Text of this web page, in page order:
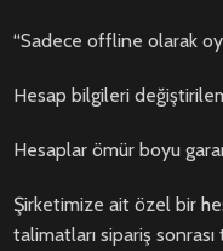
“Sadece offline olarak
Hesap bilgileri
Hesaplar ömür boyu
Şirketimize ait özel bir
talimatları sipariş